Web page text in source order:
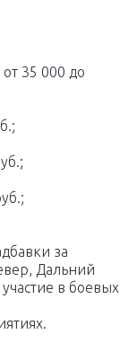
35 000 до
за
Дальний
в боевых